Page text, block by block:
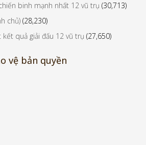
quả giải đấu 12 vũ trụ (27,650)
vệ bản quyền